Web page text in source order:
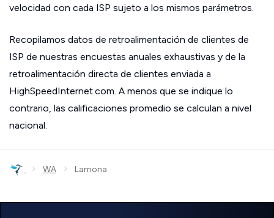
velocidad con cada ISP sujeto a los mismos parámetros.
Recopilamos datos de retroalimentación de clientes de
ISP de nuestras encuestas anuales exhaustivas y de la
retroalimentación directa de clientes enviada a
HighSpeedInternet.com. A menos que se indique lo
contrario, las calificaciones promedio se calculan a nivel
nacional.
› WA › Lamona